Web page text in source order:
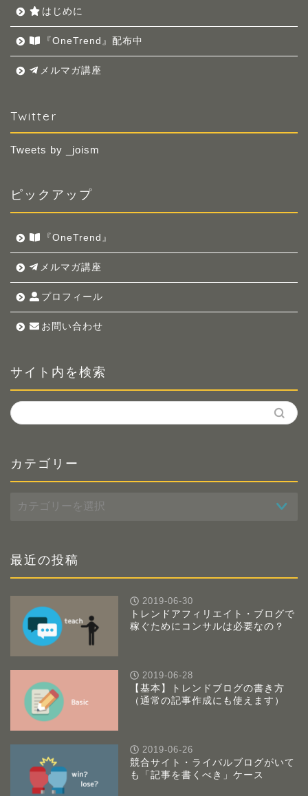
はじめに
『OneTrend』配布中
メルマガ講座
Twitter
Tweets by _joism
ピックアップ
『OneTrend』
メルマガ講座
プロフィール
お問い合わせ
サイト内を検索
カテゴリー
テ
ー
最近の投稿
2019-06-30
トレンドアフィリエイト・ブログで
稼ぐためにコンサルは必要なの？
2019-06-28
【基本】トレンドブログの書き方
（通常の記事作成にも使えます）
2019-06-26
競合サイト・ライバルブログがいて
も「記事を書くべき」ケース